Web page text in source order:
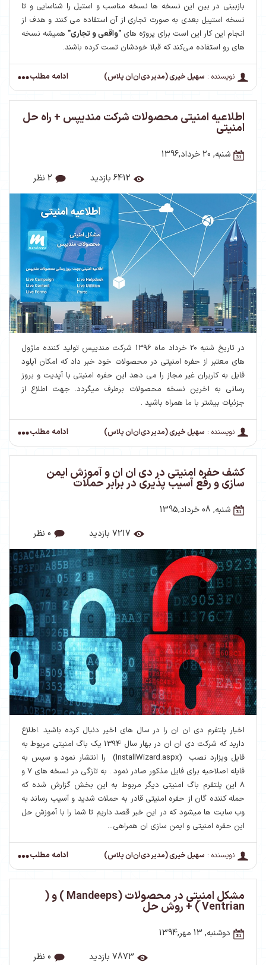
بازبینی در بین این نسخه ها نسخه مناسب و استیل را شناسایی و تا
نسخه استیبل بعدی به صورت تجاری از آن استفاده می کنند و هدف از
انجام این کار این است برای پروژه های "واقعی و تجاری" همیشه نسخه
های رو استفاده می‌کند که قبلا خودشان تست کرده باشند.
نویسنده : سهیل خیری (مدیر دی‌ان‌ان پلاس) ادامه مطلب
اطلاعیه امنیتی محصولات شرکت مندیپس + راه حل
امنیتی
شنبه, 20 خرداد,1396
در تاریخ شنبه 20 خرداد ماه 1396 شرکت مندیپس تولید کننده ماژول
های معتبر از حفره امنیتی در محصولات خود خبر داد که امکان آپلود
فایل به کاربران غیر مجاز را می دهد این حفره امنیتی با آپدیت و بروز
رسانی به اخرین نسخه محصولات برطرف میگردد. جهت اطلاع از
جزئیات بیشتر با ما همراه باشید .
نویسنده : سهیل خیری (مدیر دی‌ان‌ان پلاس) ادامه مطلب
کشف حفره امنیتی در دی ان ان و آموزش ایمن
سازی و رفع آسیب پذیری در برابر حملات
شنبه, 08 خرداد,1395
اخبار پلتفرم دی ان ان را در سال های اخیر دنبال کرده باشید .اطلاع
دارید که شرکت دی ان ان در بهار سال 1394 یک باگ امنیتی مربوط به
فایل ویزارد نصب (InstallWizard.aspx) را انتشار نمود و سپس به
فایله اصلاحیه برای فایل مذکور صادر نمود . به تازگی در نسخه های 7 و
8 این پلتفرم باگ امنیتی دیگر مربوط به این بخش گزارش شده که
حمله کننده گان از حفره امنیتی قادر به حملات شدید و آسیب رساند به
وب سایت ها میشود که در این خبر قصد داریم تا شما را با آموزش حل
این حفره امنیتی و ایمن سازی ان همراهی...
نویسنده : سهیل خیری (مدیر دی‌ان‌ان پلاس) ادامه مطلب
مشکل امنیتی در محصولات (Mandeeps ) و (
Ventrian ) + روش حل
دوشنبه, 13 مهر,1394